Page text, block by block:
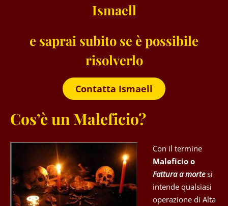
Ismaell
e saprai subito se è possibile
risolverlo
Contatta Ismaell
Cos’è un Maleficio?
Con il termine
Maleficio o
Fattura a mortesi
intende qualsiasi
operazione di Alta